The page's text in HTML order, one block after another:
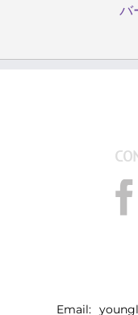
バ
Email: